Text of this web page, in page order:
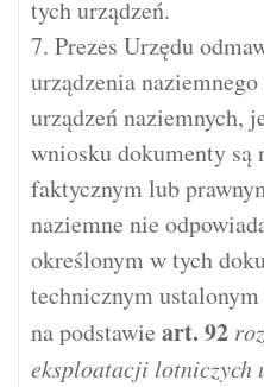
tych urządzeń.
7. Prezes Urzędu
urządzenia
urządzeń naziemnych,
wniosku dokumenty są
faktycznym lub
naziemne nie
określonym w tych
technicznym
na podstawie art. 92
eksploatacji lotniczych